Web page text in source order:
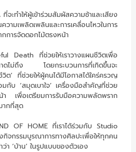
จะทำให้ผู้เข้าร่วมสัมผัสความช้าและเสียง
เพลิดเพลินและการเคลื่อนไหวในการ
การจัดดอกไม้ตรงหน้า
Death ที่ช่วยให้เราวางแผนชีวิตเพื่อ
าดไม่ถึง โดยกระบวนการที่เกิดขึ้นจะ
วิต’ ที่ช่วยให้ผู้คนได้มีโอกาสได้ใคร่ครวญ
กับ ‘สมุดเบาใจ’ เครื่องมือสำคัญที่ช่วย
า เพื่อเตรียมการรับมือความพลัดพราก
ากที่สุด
OF HOME ที่เราได้ร่วมกับ Studio
จกรรมบูรณาการทางศิลปะเพื่อให้ทุกคน
า ‘บ้าน’ ในรูปแบบของตัวเอง